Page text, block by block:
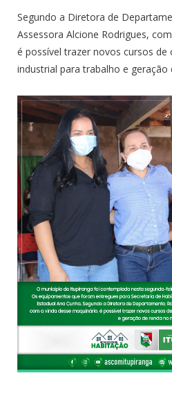
Segundo a Diretora de
Assessora Alcione Rodrigues,
é possível trazer novos cursos
industrial para trabalho e geração